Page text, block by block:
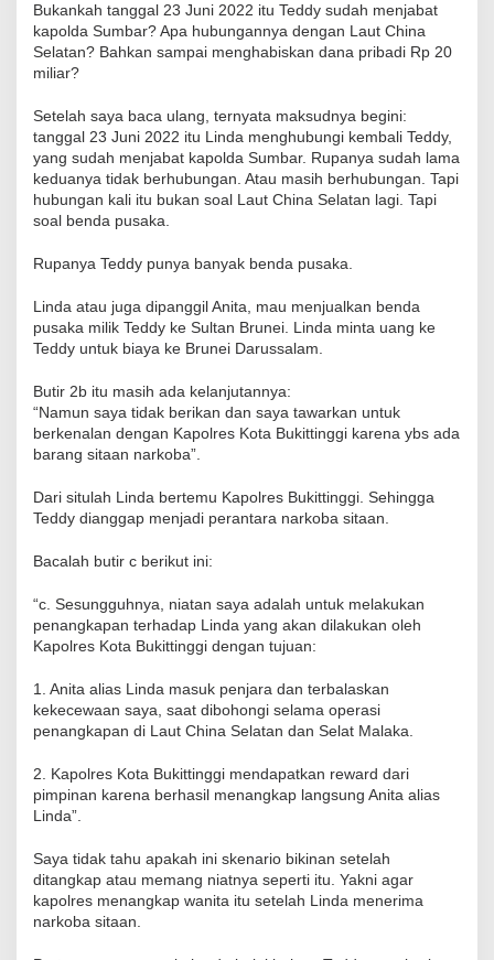
Bukankah tanggal 23 Juni 2022 itu Teddy sudah menjabat
kapolda Sumbar? Apa hubungannya dengan Laut China
Selatan? Bahkan sampai menghabiskan dana pribadi Rp 20
miliar?
Setelah saya baca ulang, ternyata maksudnya begini:
tanggal 23 Juni 2022 itu Linda menghubungi kembali Teddy,
yang sudah menjabat kapolda Sumbar. Rupanya sudah lama
keduanya tidak berhubungan. Atau masih berhubungan. Tapi
hubungan kali itu bukan soal Laut China Selatan lagi. Tapi
soal benda pusaka.
Rupanya Teddy punya banyak benda pusaka.
Linda atau juga dipanggil Anita, mau menjualkan benda
pusaka milik Teddy ke Sultan Brunei. Linda minta uang ke
Teddy untuk biaya ke Brunei Darussalam.
Butir 2b itu masih ada kelanjutannya:
“Namun saya tidak berikan dan saya tawarkan untuk
berkenalan dengan Kapolres Kota Bukittinggi karena ybs ada
barang sitaan narkoba”.
Dari situlah Linda bertemu Kapolres Bukittinggi. Sehingga
Teddy dianggap menjadi perantara narkoba sitaan.
Bacalah butir c berikut ini:
“c. Sesungguhnya, niatan saya adalah untuk melakukan
penangkapan terhadap Linda yang akan dilakukan oleh
Kapolres Kota Bukittinggi dengan tujuan:
1. Anita alias Linda masuk penjara dan terbalaskan
kekecewaan saya, saat dibohongi selama operasi
penangkapan di Laut China Selatan dan Selat Malaka.
2. Kapolres Kota Bukittinggi mendapatkan reward dari
pimpinan karena berhasil menangkap langsung Anita alias
Linda”.
Saya tidak tahu apakah ini skenario bikinan setelah
ditangkap atau memang niatnya seperti itu. Yakni agar
kapolres menangkap wanita itu setelah Linda menerima
narkoba sitaan.